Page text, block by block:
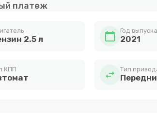
платеж
2.5 л calendar_today Год выпуска
2021
КПП swap_horiz Тип